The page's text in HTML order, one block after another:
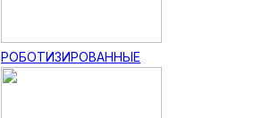
РОБОТИЗИРОВАННЫЕ